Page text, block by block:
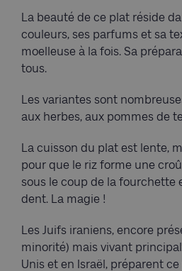
La beauté de ce plat réside
couleurs, ses parfums et sa
moelleuse à la fois. Sa
tous.
Les variantes sont
aux herbes, aux pommes de
La cuisson du plat est lente,
pour que le riz forme une
sous le coup de la fourchette
dent. La magie !
Les Juifs iraniens, encore
minorité) mais vivant
Unis et en Israël, préparent